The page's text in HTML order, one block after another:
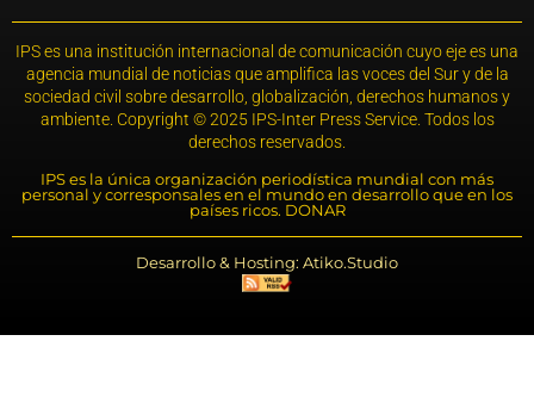
IPS es una institución internacional de comunicación cuyo eje es una
agencia mundial de noticias que amplifica las voces del Sur y de la
sociedad civil sobre desarrollo, globalización, derechos humanos y
ambiente. Copyright © 2025 IPS-Inter Press Service. Todos los
derechos reservados.
IPS es la única organización periodística mundial con más
personal y corresponsales en el mundo en desarrollo que en los
países ricos. DONAR
Desarrollo & Hosting: Atiko.Studio